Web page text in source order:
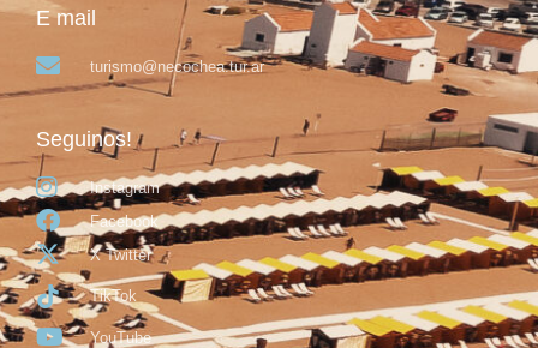
E mail
turismo@necochea.tur.ar
Seguinos!
Instagram
Facebook
X Twitter
TikTok
YouTube